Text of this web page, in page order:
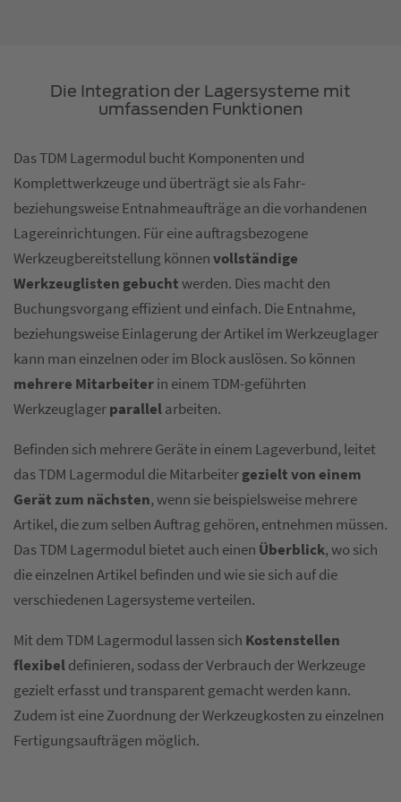
Die Integration der Lagersysteme mit
umfassenden Funktionen
Das TDM Lagermodul bucht Komponenten und
Komplettwerkzeuge und überträgt sie als Fahr-
beziehungsweise Entnahmeaufträge an die vorhandenen
Lagereinrichtungen. Für eine auftragsbezogene
Werkzeugbereitstellung könnenvollständige
Werkzeuglisten gebuchtwerden. Dies macht den
Buchungsvorgang effizient und einfach. Die Entnahme,
beziehungsweise Einlagerung der Artikel im Werkzeuglager
kann man einzelnen oder im Block auslösen. So können
mehrere Mitarbeiterin einem TDM-geführten
Werkzeuglagerparallelarbeiten.
Befinden sich mehrere Geräte in einem Lageverbund, leitet
das TDM Lagermodul die Mitarbeitergezielt von einem
Gerät zum nächsten, wenn sie beispielsweise mehrere
Artikel, die zum selben Auftrag gehören, entnehmen müssen.
Das TDM Lagermodul bietet auch einen Überblick, wo sich
die einzelnen Artikel befinden und wie sie sich auf die
verschiedenen Lagersysteme verteilen.
Mit dem TDM Lagermodul lassen sich Kostenstellen
flexibeldefinieren, sodass der Verbrauch der Werkzeuge
gezielt erfasst und transparent gemacht werden kann.
Zudem ist eine Zuordnung der Werkzeugkosten zu einzelnen
Fertigungsaufträgen möglich.